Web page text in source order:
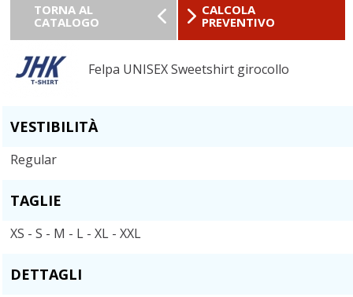
TORNA AL
CATALOGO
CALCOLA
PREVENTIVO
Felpa UNISEX Sweetshirt girocollo
VESTIBILITÀ
Regular
TAGLIE
XS - S - M - L - XL - XXL
DETTAGLI